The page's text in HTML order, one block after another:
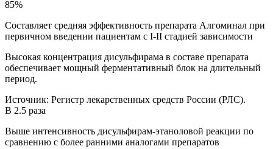
85%
Составляет средняя эффективность препарата Алгоминал при
первичном введении пациентам с I-II стадией зависимости
Высокая концентрация дисульфирама в составе препарата
обеспечивает мощный ферментативный блок на длительный
период.
Источник: Регистр лекарственных средств России (РЛС).
В 2.5 раза
Выше интенсивность дисульфирам-этаноловой реакции по
сравнению с более ранними аналогами препаратов